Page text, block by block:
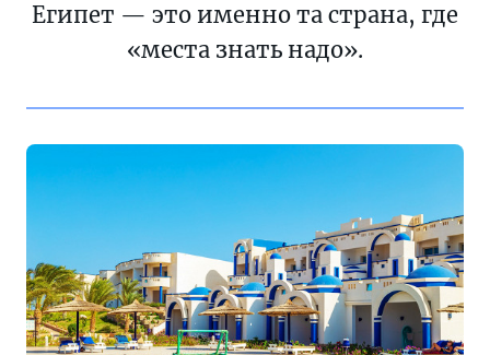
Египет — это именно та страна, где
«места знать надо».